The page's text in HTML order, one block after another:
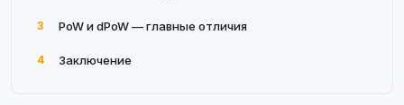
3 PoW и dPoW — главные отличия
4 Заключение